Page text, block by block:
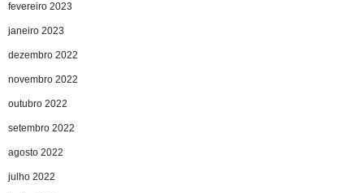
fevereiro 2023
janeiro 2023
dezembro 2022
novembro 2022
outubro 2022
setembro 2022
agosto 2022
julho 2022